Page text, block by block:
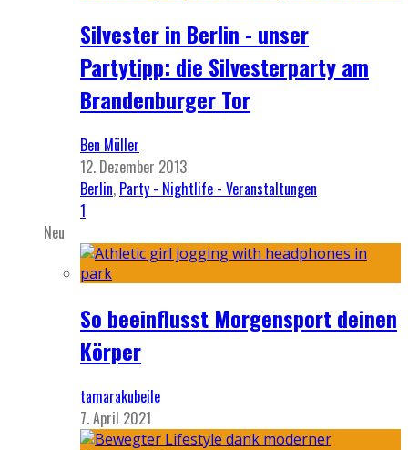
Silvester in Berlin - unser
Partytipp: die Silvesterparty am
Brandenburger Tor
Ben Müller
12. Dezember 2013
Berlin, Party - Nightlife - Veranstaltungen
1
Neu
So beeinflusst Morgensport deinen
Körper
tamarakubeile
7. April 2021